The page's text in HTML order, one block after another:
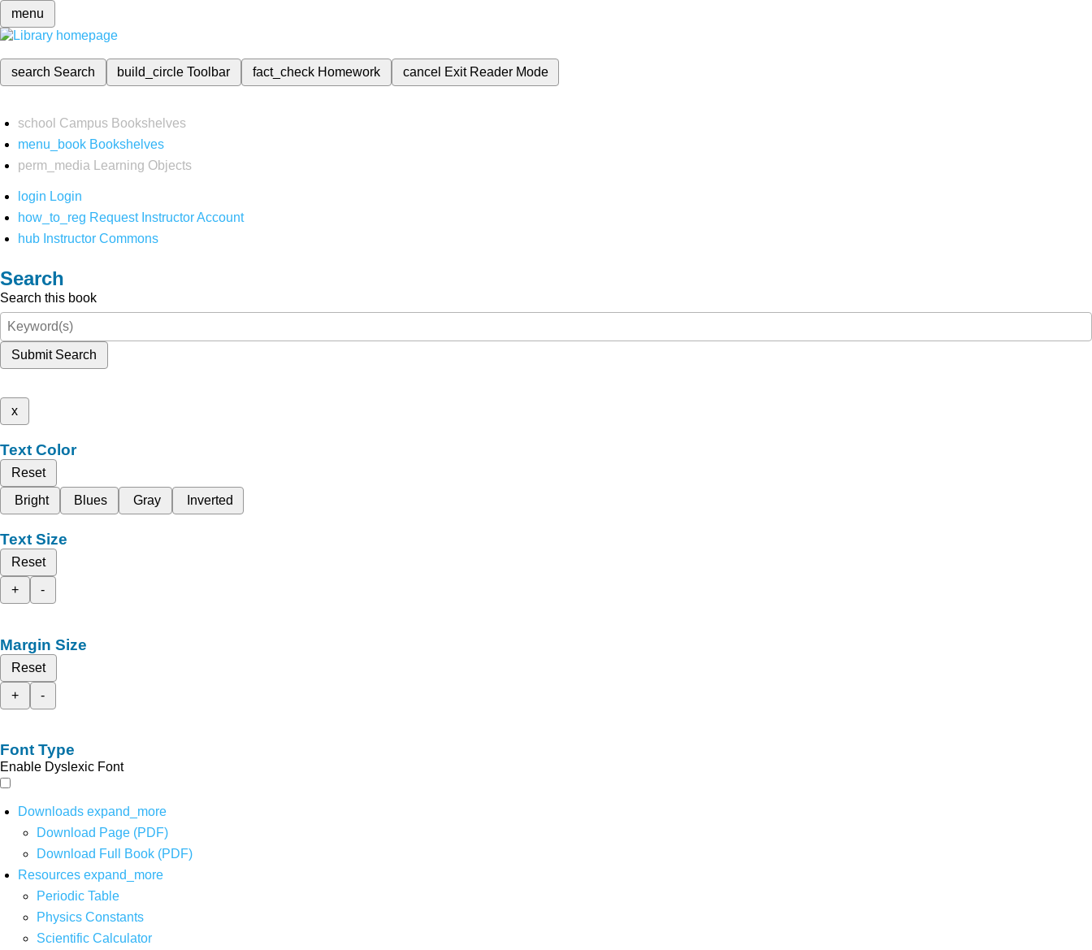
menu
search Search build_circleToolbar fact_check Homework cancel Exit Reader Mode
school Campus Bookshelves
menu_book Bookshelves
perm_media
Learning Objects
login Login
how_to_reg Request Instructor Account
hub Instructor Commons
Search
Search this book
Submit Search
x
Text Color
Reset
Bright
Blues Gray Inverted
Text Size
Reset
+
-
Margin Size
Reset
+
-
Font Type
Enable Dyslexic Font
Downloads expand_more
Download Page (PDF)
Download Full Book (PDF)
Resources expand_more
Periodic Table
Physics Constants
Scientific Calculator